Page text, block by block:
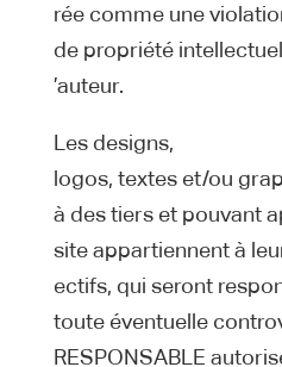
rée comme une
de propriété
’auteur.
Les designs,
logos, textes et/ou
à des tiers et pouvant
site appartiennent à
ectifs, qui seront
toute éventuelle
RESPONSABLE